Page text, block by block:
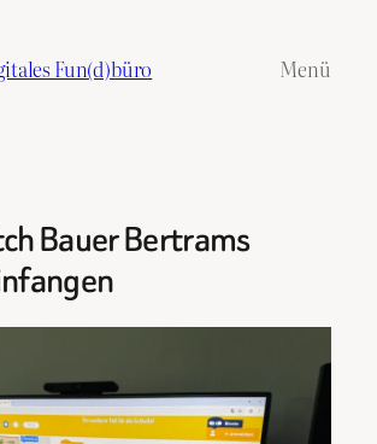
Fun(d)büro Menü
Bauer Bertrams